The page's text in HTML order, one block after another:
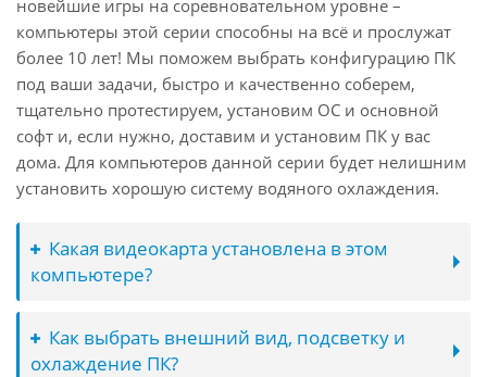
новейшие игры на соревновательном уровне –
компьютеры этой серии способны на всё и прослужат
более 10 лет! Мы поможем выбрать конфигурацию ПК
под ваши задачи, быстро и качественно соберем,
тщательно протестируем, установим ОС и основной
софт и, если нужно, доставим и установим ПК у вас
дома. Для компьютеров данной серии будет нелишним
установить хорошую систему водяного охлаждения.
Какая видеокарта установлена в этом
компьютере?
Как выбрать внешний вид, подсветку и
охлаждение ПК?